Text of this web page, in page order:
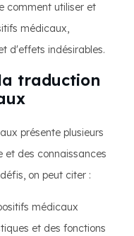
comment utiliser et
médicaux,
d'effets indésirables.
traduction
présente plusieurs
et des connaissances
on peut citer :
médicaux
et des fonctions